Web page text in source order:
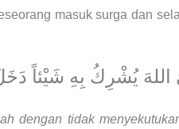
masuk surga dan
يُشْرِكُ بِهِ شَيْئاً
dengan tidak